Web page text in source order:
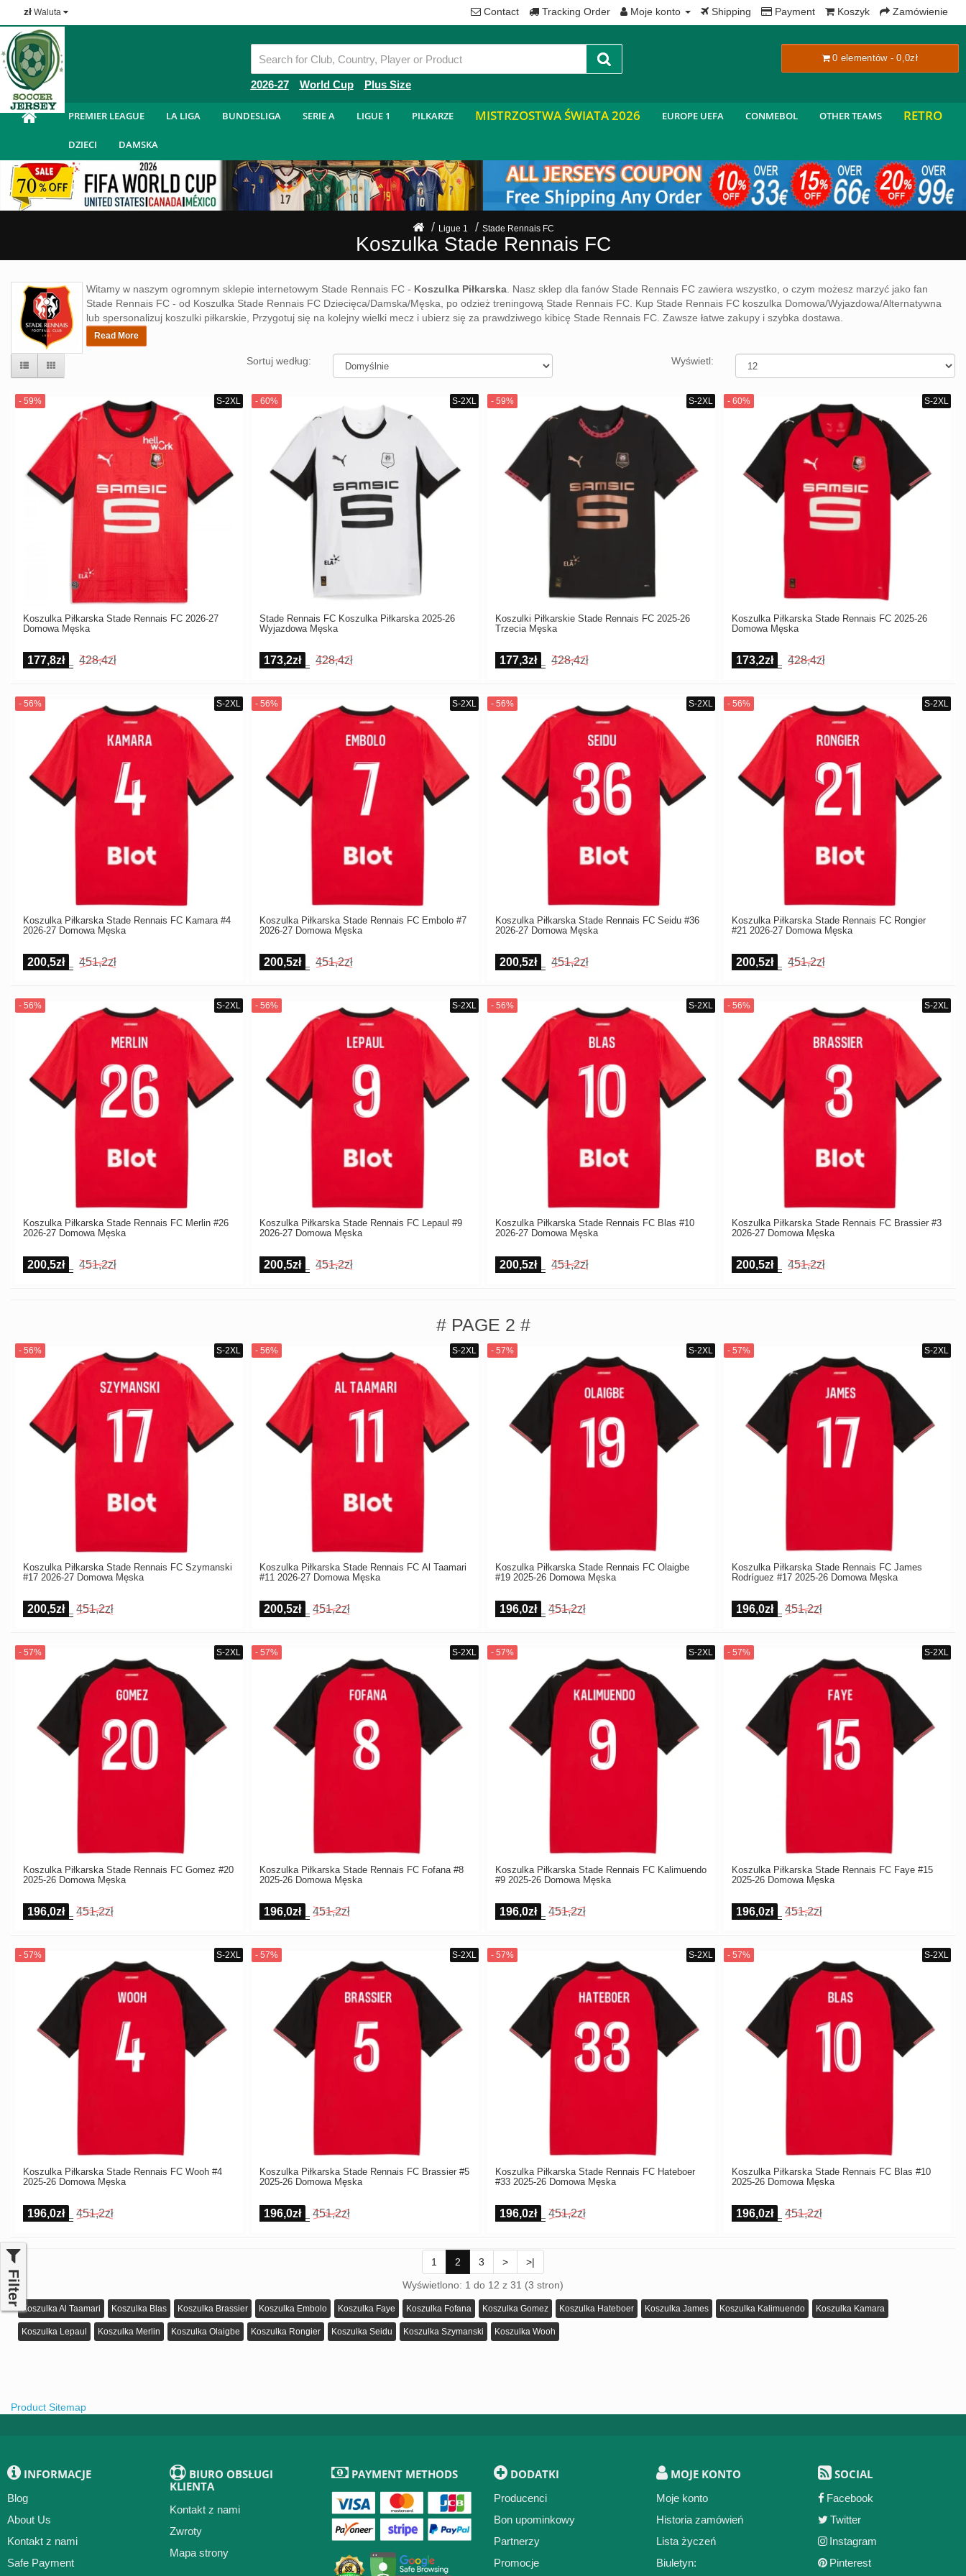
zł Waluta Contact Tracking Order Moje konto Shipping Payment Koszyk Zamówienie
Tanie Koszulka Piłkarska
2026-27 World Cup Plus Size
0 elementów - 0,0zł
x
PREMIER LEAGUE LA LIGA BUNDESLIGA SERIE A LIGUE 1 PILKARZE MISTRZOSTWA ŚWIATA 2026 EUROPE UEFA CONMEBOL OTHER TEAMS RETRO
DZIECI DAMSKA
Ligue 1 Stade Rennais FC
Koszulka Stade Rennais FC
Witamy w naszym ogromnym sklepie internetowym Stade Rennais FC - Koszulka Piłkarska . Nasz sklep dla fanów Stade Rennais FC zawiera wszystko, o czym możesz marzyć jako fan
Stade Rennais FC - od Koszulka Stade Rennais FC Dziecięca/Damska/Męska, po odzież treningową Stade Rennais FC. Kup Stade Rennais FC koszulka Domowa/Wyjazdowa/Alternatywna
lub spersonalizuj koszulki piłkarskie, Przygotuj się na kolejny wielki mecz i ubierz się za prawdziwego kibicę Stade Rennais FC. Zawsze łatwe zakupy i szybka dostawa.
Read More
Filter
Sortuj według: Wyświetl:
Koszulka Piłkarska Stade Rennais FC 2026-27
Domowa Męska
177,8zł 428,4zł
Stade Rennais FC Koszulka Piłkarska 2025-26
Wyjazdowa Męska
173,2zł 428,4zł
Koszulki Piłkarskie Stade Rennais FC 2025-26
Trzecia Męska
177,3zł 428,4zł
Koszulka Piłkarska Stade Rennais FC 2025-26
Domowa Męska
173,2zł 428,4zł
Koszulka Piłkarska Stade Rennais FC Kamara #4
2026-27 Domowa Męska
200,5zł 451,2zł
Koszulka Piłkarska Stade Rennais FC Embolo #7
2026-27 Domowa Męska
200,5zł 451,2zł
Koszulka Piłkarska Stade Rennais FC Seidu #36
2026-27 Domowa Męska
200,5zł 451,2zł
Koszulka Piłkarska Stade Rennais FC Rongier
#21 2026-27 Domowa Męska
200,5zł 451,2zł
Koszulka Piłkarska Stade Rennais FC Merlin #26
2026-27 Domowa Męska
200,5zł 451,2zł
Koszulka Piłkarska Stade Rennais FC Lepaul #9
2026-27 Domowa Męska
200,5zł 451,2zł
Koszulka Piłkarska Stade Rennais FC Blas #10
2026-27 Domowa Męska
200,5zł 451,2zł
Koszulka Piłkarska Stade Rennais FC Brassier #3
2026-27 Domowa Męska
200,5zł 451,2zł
# PAGE 2 #
Koszulka Piłkarska Stade Rennais FC Szymanski
#17 2026-27 Domowa Męska
200,5zł 451,2zł
Koszulka Piłkarska Stade Rennais FC Al Taamari
#11 2026-27 Domowa Męska
200,5zł 451,2zł
Koszulka Piłkarska Stade Rennais FC Olaigbe
#19 2025-26 Domowa Męska
196,0zł 451,2zł
Koszulka Piłkarska Stade Rennais FC James
Rodríguez #17 2025-26 Domowa Męska
196,0zł 451,2zł
Koszulka Piłkarska Stade Rennais FC Gomez #20
2025-26 Domowa Męska
196,0zł 451,2zł
Koszulka Piłkarska Stade Rennais FC Fofana #8
2025-26 Domowa Męska
196,0zł 451,2zł
Koszulka Piłkarska Stade Rennais FC Kalimuendo
#9 2025-26 Domowa Męska
196,0zł 451,2zł
Koszulka Piłkarska Stade Rennais FC Faye #15
2025-26 Domowa Męska
196,0zł 451,2zł
Koszulka Piłkarska Stade Rennais FC Wooh #4
2025-26 Domowa Męska
196,0zł 451,2zł
Koszulka Piłkarska Stade Rennais FC Brassier #5
2025-26 Domowa Męska
196,0zł 451,2zł
Koszulka Piłkarska Stade Rennais FC Hateboer
#33 2025-26 Domowa Męska
196,0zł 451,2zł
Koszulka Piłkarska Stade Rennais FC Blas #10
2025-26 Domowa Męska
196,0zł 451,2zł
1 2 3 >
>|
Wyświetlono: 1 do 12 z 31 (3 stron)
Koszulka Al Taamari Koszulka Blas Koszulka Brassier Koszulka Embolo Koszulka Faye Koszulka Fofana Koszulka Gomez Koszulka Hateboer Koszulka James Koszulka Kalimuendo Koszulka Kamara
Koszulka Lepaul Koszulka Merlin Koszulka Olaigbe Koszulka Rongier Koszulka Seidu Koszulka Szymanski Koszulka Wooh
Product Sitemap
INFORMACJE
Blog
About Us
Kontakt z nami
Safe Payment
BIURO OBSŁUGI
KLIENTA
Kontakt z nami
Zwroty
Mapa strony
PAYMENT METHODS DODATKI
Producenci
Bon upominkowy
Partnerzy
Promocje
MOJE KONTO
Moje konto
Historia zamówień
Lista życzeń
Biuletyn:
SOCIAL
Facebook
Twitter
Instagram
Pinterest